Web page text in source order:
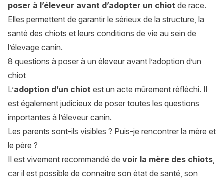
poser à l’éleveur avant d’adopter un chiot de race.
Elles permettent de garantir le sérieux de la structure, la
santé des chiots et leurs conditions de vie au sein de
l’élevage canin.
8 questions à poser à un éleveur avant l’adoption d’un
chiot
L’adoption d’un chiot est un acte mûrement réfléchi. Il
est également judicieux de poser toutes les questions
importantes à l’éleveur canin.
Les parents sont-ils visibles ? Puis-je rencontrer la mère et
le père ?
Il est vivement recommandé de voir la mère des chiots,
car il est possible de connaître son état de santé, son